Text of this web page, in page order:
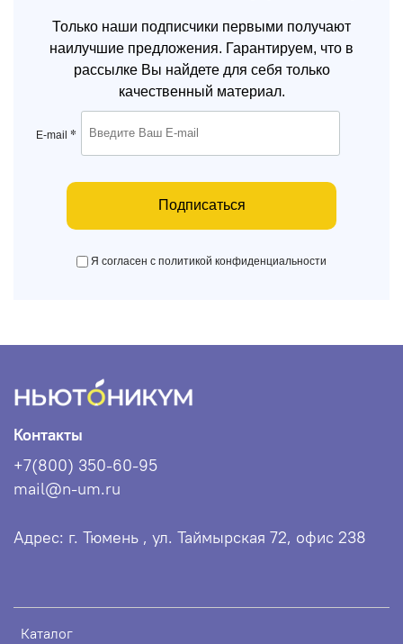
Только наши подписчики первыми получают
наилучшие предложения. Гарантируем, что в
рассылке Вы найдете для себя только
качественный материал.
E-mail *
Подписаться
Я согласен с политикой конфиденциальности
Каталог
Контакты
+7(800) 350-60-95
mail@n-um.ru
Адрес: г. Тюмень , ул. Таймырская 72, офис 238